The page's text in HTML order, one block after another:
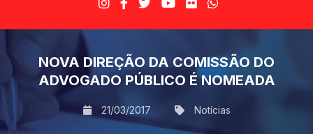
NOVA DIREÇÃO DA COMISSÃO DO
ADVOGADO PÚBLICO É NOMEADA
21/03/2017 Notícias